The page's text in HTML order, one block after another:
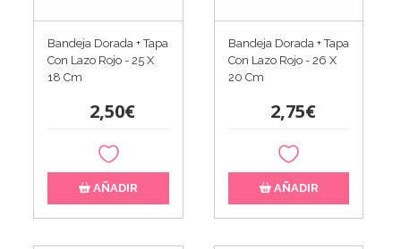
Bandeja Dorada + Tapa
Con Lazo Rojo - 25 X
18 Cm
2,50€
AÑADIR
Bandeja Dorada + Tapa
Con Lazo Rojo - 26 X
20 Cm
2,75€
AÑADIR